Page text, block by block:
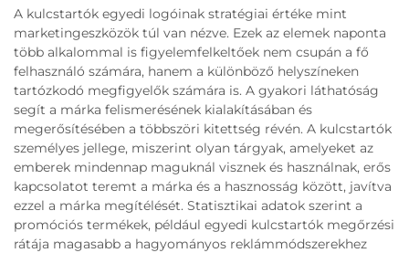
A kulcstartók egyedi logóinak stratégiai értéke mint
marketingeszközök túl van nézve. Ezek az elemek naponta
több alkalommal is figyelemfelkeltőek nem csupán a fő
felhasználó számára, hanem a különböző helyszíneken
tartózkodó megfigyelők számára is. A gyakori láthatóság
segít a márka felismerésének kialakításában és
megerősítésében a többszöri kitettség révén. A kulcstartók
személyes jellege, miszerint olyan tárgyak, amelyeket az
emberek mindennap maguknál visznek és használnak, erős
kapcsolatot teremt a márka és a hasznosság között, javítva
ezzel a márka megítélését. Statisztikai adatok szerint a
promóciós termékek, például egyedi kulcstartók megőrzési
rátája magasabb a hagyományos reklámmódszerekhez